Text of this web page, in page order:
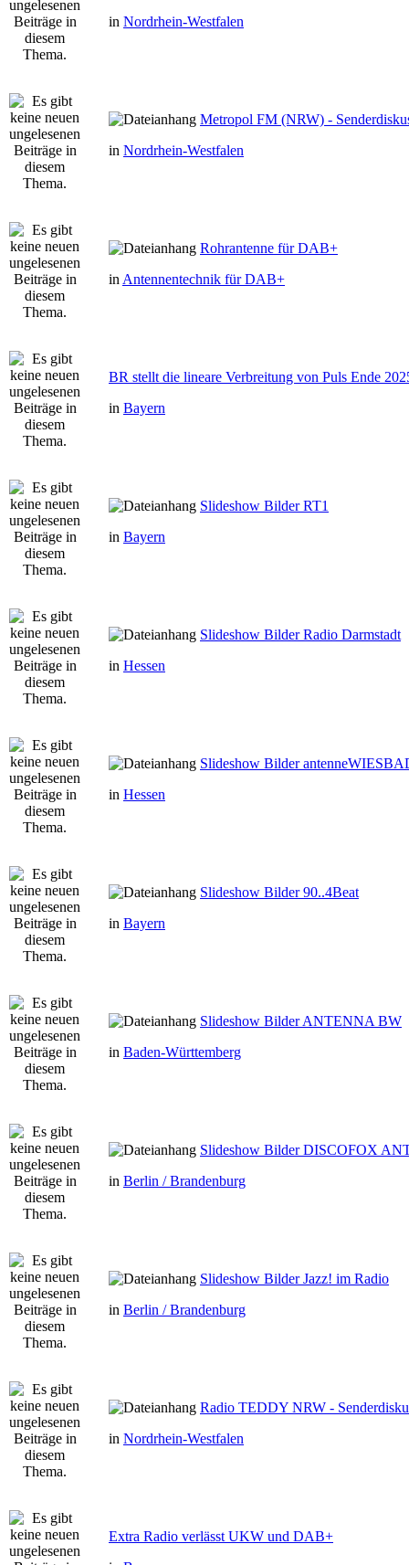
in Nordrhein-Westfalen
Metropol FM (NRW) -
in Nordrhein-Westfalen
Rohrantenne für DAB+
in Antennentechnik für DAB+
BR stellt die lineare Verbreitung von Puls Ende
in Bayern
Slideshow Bilder RT1
in Bayern
Slideshow Bilder Radio Darmstadt
in Hessen
Slideshow Bilder
in Hessen
Slideshow Bilder 90..4Beat
in Bayern
Slideshow Bilder ANTENNA BW
in Baden-Württemberg
Slideshow Bilder DISCOFOX
in Berlin / Brandenburg
Slideshow Bilder Jazz! im Radio
in Berlin / Brandenburg
Radio TEDDY NRW -
in Nordrhein-Westfalen
Extra Radio verlässt UKW und DAB+